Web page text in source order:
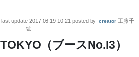
last update 2017.08.19 10:21 posted by creator 工藤千
紘
（ブースNo.I3）